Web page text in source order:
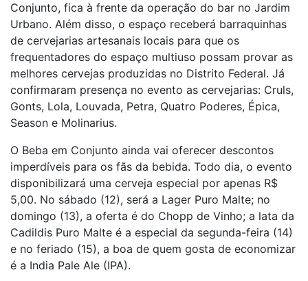
Conjunto, fica à frente da operação do bar no Jardim
Urbano. Além disso, o espaço receberá barraquinhas
de cervejarias artesanais locais para que os
frequentadores do espaço multiuso possam provar as
melhores cervejas produzidas no Distrito Federal. Já
confirmaram presença no evento as cervejarias: Cruls,
Gonts, Lola, Louvada, Petra, Quatro Poderes, Épica,
Season e Molinarius.
O Beba em Conjunto ainda vai oferecer descontos
imperdíveis para os fãs da bebida. Todo dia, o evento
disponibilizará uma cerveja especial por apenas R$
5,00. No sábado (12), será a Lager Puro Malte; no
domingo (13), a oferta é do Chopp de Vinho; a lata da
Cadildis Puro Malte é a especial da segunda-feira (14)
e no feriado (15), a boa de quem gosta de economizar
é a India Pale Ale (IPA).